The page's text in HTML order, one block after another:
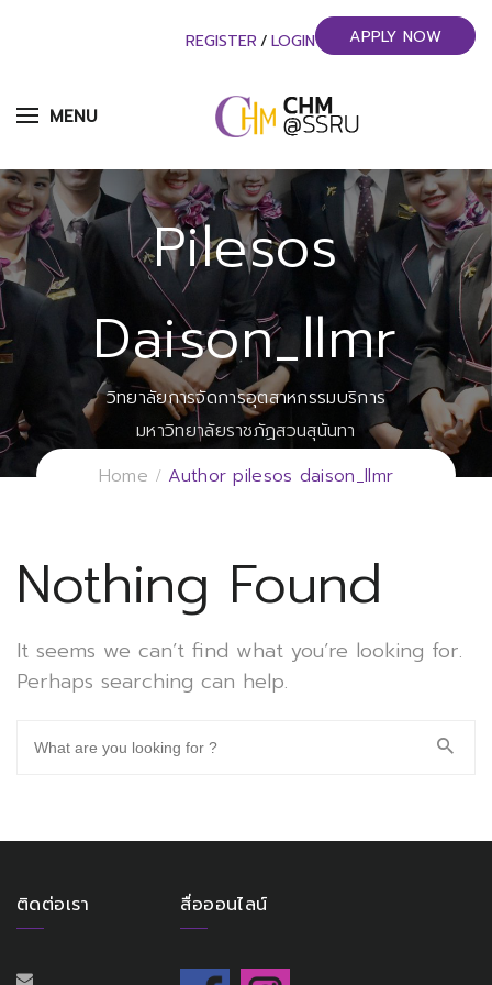
MENU
REGISTER / LOGIN APPLY NOW
Pilesos
Daison_llmr
วิทยาลัยการจัดการอุตสาหกรรมบริการ
มหาวิทยาลัยราชภัฏสวนสุนันทา
Home
Author pilesos daison_llmr
Nothing Found
It seems we can’t find what you’re looking for.
Perhaps searching can help.
ติดต่อเรา สื่อออนไลน์